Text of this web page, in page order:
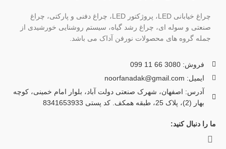
چراغ خیابانی LED، پروژکتور LED، چراغ دفنی و پارکتی، چراغ
صنعتی و سوله ای، چراغ رشد گیاه، سیستم روشنایی خورشیدی از
جمله گروه های محصولات نورفن آداک می باشد.
فروش: 3080 66 11 099
ایمیل: noorfanadak@gmail.com
آدرس: اصفهان، شهرک صنعتی دولت آباد، بلوار امام خمینی، کوچه
بهار (2)، پلاک 25، طبقه همکف. کد پستی 8341653933
ما را دنبال کنید: